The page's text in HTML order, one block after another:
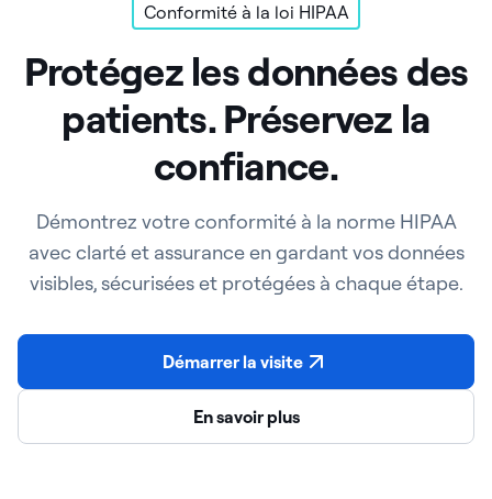
Conformité à la loi HIPAA
Protégez les données des
patients. Préservez la
confiance.
Démontrez votre conformité à la norme HIPAA
avec clarté et assurance en gardant vos données
visibles, sécurisées et protégées à chaque étape.
Démarrer la visite
En savoir plus